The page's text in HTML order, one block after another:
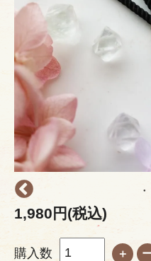
1,980円(税込)
購入数 ＋